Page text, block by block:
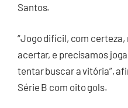
Santos.
“Jogo difícil, com
acertar, e precisamos
tentar buscar a vitória”,
Série B com oito gols.